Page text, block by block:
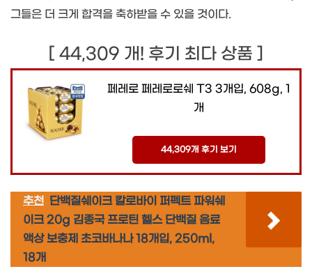
그들은 더 크게 합격을 축하받을 수 있을 것이다.
[ 44,309 개! 후기 최다 상품 ]
페레로 페레로로쉐 T3 3개입, 608g, 1
개
44,309개 후기 보기
추천 단백질쉐이크 칼로바이 퍼펙트 파워쉐
이크 20g 김종국 프로틴 헬스 단백질 음료
액상 보충제 초코바나나 18개입, 250ml,
18개